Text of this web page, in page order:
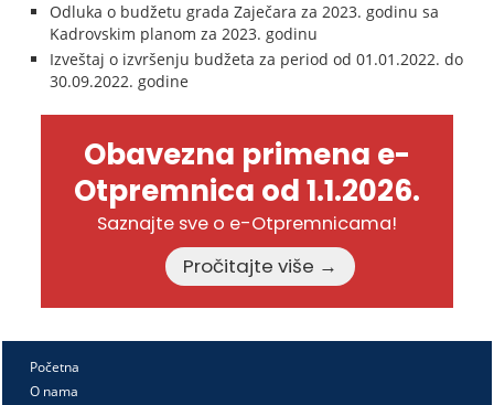
Odluka o budžetu grada Zaječara za 2023. godinu sa
Kadrovskim planom za 2023. godinu
Izveštaj o izvršenju budžeta za period od 01.01.2022. do
30.09.2022. godine
Obavezna primena e-
Otpremnica od 1.1.2026.
Saznajte sve o e-Otpremnicama!
Pročitajte više →
Početna
O nama